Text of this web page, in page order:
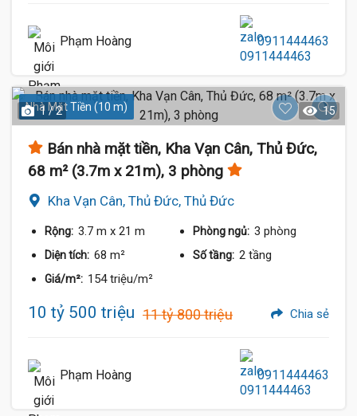
Phạm Hoàng 0911444463
Nhà Mặt Tiền (10 m)
1 / 2 15
Bán nhà mặt tiền, Kha Vạn Cân, Thủ Đức,
68 m² (3.7m x 21m), 3 phòng
Kha Vạn Cân, Thủ Đức, Thủ Đức
Rộng: 3.7 m x 21 m Phòng ngủ: 3 phòng
Diện tích: 68 m² Số tầng: 2 tầng
Giá/m²: 154 triệu/m²
10 tỷ 500 triệu 11 tỷ 800 triệu Chia sẻ
Phạm Hoàng 0911444463